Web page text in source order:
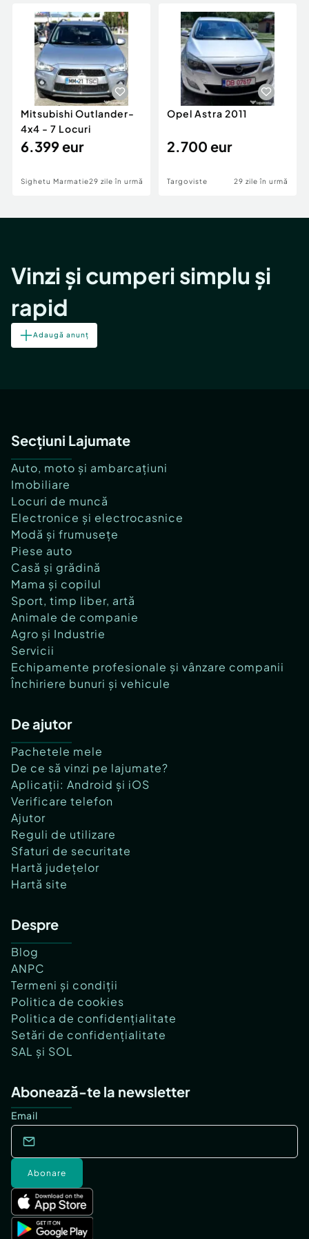
Servicii
Animale de companie
Afaceri și echipamente profesionale
Inchiriere Bunuri si Vehicule
Utilaje agricole si industriale
Piese auto si accesorii
Dacia Duster
Mitsubishi Outlander-
4x4 - 7 Locuri
6.399 eur
Sighetu Marmatiei29 zile în urmă
Opel Astra 2011
2.700 eur
Targoviste 29 zile în urmă
Vinzi și cumperi simplu și
rapid
Adaugă anunț
Secțiuni Lajumate
Auto, moto și ambarcațiuni
Imobiliare
Locuri de muncă
Electronice și electrocasnice
Modă și frumusețe
Piese auto
Casă și grădină
Mama și copilul
Sport, timp liber, artă
Animale de companie
Agro și Industrie
Servicii
Echipamente profesionale și vânzare companii
Închiriere bunuri și vehicule
De ajutor
Pachetele mele
De ce să vinzi pe lajumate?
Aplicații: Android și iOS
Verificare telefon
Ajutor
Reguli de utilizare
Sfaturi de securitate
Hartă județelor
Hartă site
Despre
Blog
ANPC
Termeni și condiții
Politica de cookies
Politica de confidențialitate
Setări de confidențialitate
SAL și SOL
Abonează-te la newsletter
Email
Abonare